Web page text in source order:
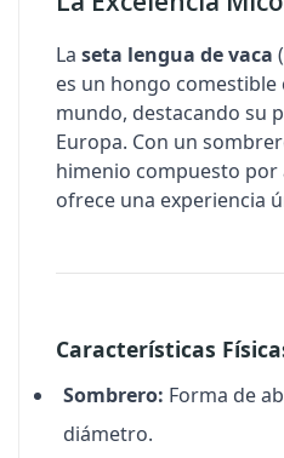
La seta lengua de vaca (
es un hongo
mundo, destacando su
Europa. Con un
himenio compuesto por
ofrece una experiencia
Características
Sombrero: Forma de
diámetro.